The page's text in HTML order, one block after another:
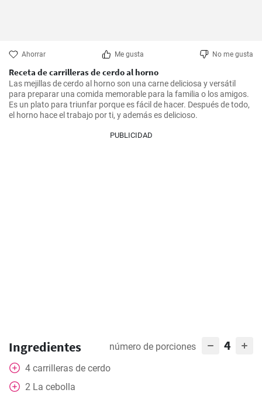
Ahorrar Me gusta No me gusta
Receta de carrilleras de cerdo al horno
Las mejillas de cerdo al horno son una carne deliciosa y versátil
para preparar una comida memorable para la familia o los amigos.
Es un plato para triunfar porque es fácil de hacer. Después de todo,
el horno hace el trabajo por ti, y además es delicioso.
PUBLICIDAD
Ingredientes número de porciones 4
4 carrilleras de cerdo
2 La cebolla